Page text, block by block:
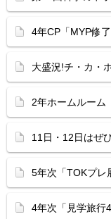
4年CP「MYP修
大盛況!チ・カ・
2年ホームルーム
11日・12日はぜ
5年次「TOKプレ
4年次「見学旅行